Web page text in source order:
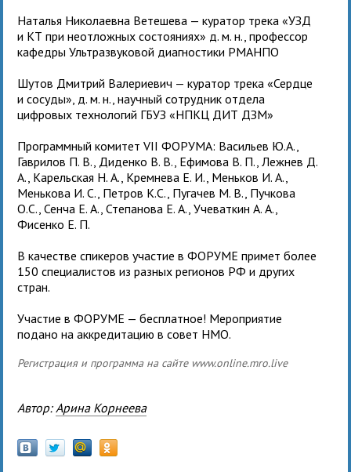
Наталья Николаевна Ветешева — куратор трека «УЗД
и КТ при неотложных состояниях» д. м. н., профессор
кафедры Ультразвуковой диагностики РМАНПО
Шутов Дмитрий Валериевич — куратор трека «Сердце
и сосуды», д. м. н., научный сотрудник отдела
цифровых технологий ГБУЗ «НПКЦ ДИТ ДЗМ»
Программный комитет VII ФОРУМА: Васильев Ю.А.,
Гаврилов П. В., Диденко В. В., Ефимова В. П., Лежнев Д.
А., Карельская Н. А., Кремнева Е. И., Меньков И. А.,
Менькова И. С., Петров К.С., Пугачев М. В., Пучкова
О.С., Сенча Е. А., Степанова Е. А., Учеваткин А. А.,
Фисенко Е. П.
В качестве спикеров участие в ФОРУМЕ примет более
150 специалистов из разных регионов РФ и других
стран.
Участие в ФОРУМЕ — бесплатное! Мероприятие
подано на аккредитацию в совет НМО.
Регистрация и программа на сайте www.online.mro.live
Автор: Арина Корнеева